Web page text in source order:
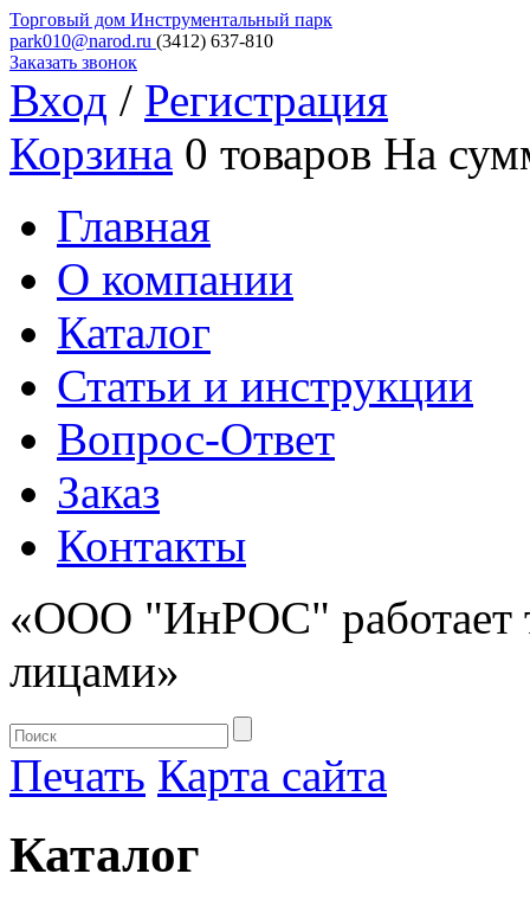
Торговый дом Инструментальный парк
park010@narod.ru (3412) 637-810
Заказать звонок
Вход / Регистрация
Корзина 0 товаров На
Главная
О компании
Каталог
Статьи и инструкции
Вопрос-Ответ
Заказ
Контакты
«ООО "ИнРОС" работает
лицами»
Печать Карта сайта
Каталог